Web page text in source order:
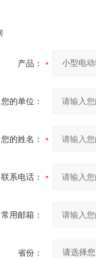
产品：
您的单位：
您的姓名：
联系电话：
常用邮箱：
省份：